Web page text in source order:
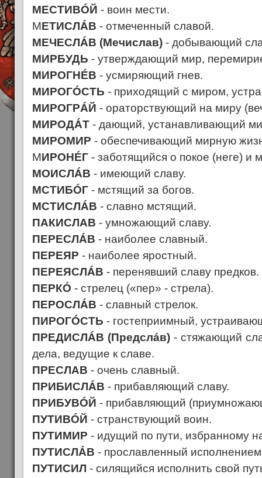
МЕСТИВÓЙ - воин мести.
МЕТИСЛÁВ - отмеченный славой.
МЕЧЕСЛÁВ (Мечислав) - добывающий
МИРБУДЬ - утверждающий мир,
МИРОГНÉВ - усмиряющий гнев.
МИРОГÓСТЬ - приходящий с миром,
МИРОГРÁЙ - ораторствующий на миру
МИРОДÁТ - дающий, устанавливающий
МИРОМИР - обеспечивающий мирную
МИРОНÉГ - заботящийся о покое (неге) и
МОИСЛÁВ - имеющий славу.
МСТИБÓГ - мстящий за богов.
МСТИСЛÁВ - славно мстящий.
ПАКИСЛАВ - умножающий славу.
ПЕРЕСЛÁВ - наиболее славный.
ПЕРЕЯР - наиболее яростный.
ПЕРЕЯСЛÁВ - перенявший славу предков.
ПЕРКÓ - стрелец («пер» - стрела).
ПЕРОСЛÁВ - славный стрелок.
ПИРОГÓСТЬ - гостеприимный,
ПРЕДИСЛÁВ (Предслáв) - стяжающий
дела, ведущие к славе.
ПРЕСЛАВ - очень славный.
ПРИБИСЛÁВ - прибавляющий славу.
ПРИБУВÓЙ - прибавляющий
ПУТИВÓЙ - странствующий воин.
ПУТИМИР - идущий по пути, избранному
ПУТИСЛÁВ - прославленный исполнением
ПУТИСИЛ - силящийся исполнить свой